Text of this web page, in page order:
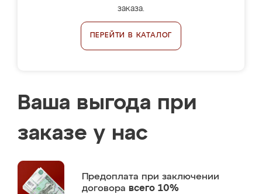
заказа.
ПЕРЕЙТИ В КАТАЛОГ
Ваша выгода при
заказе у нас
Предоплата при заключении
договора всего 10%